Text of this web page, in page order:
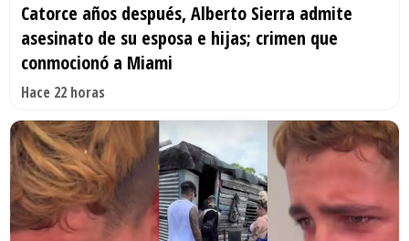
Catorce años después, Alberto Sierra admite
asesinato de su esposa e hijas; crimen que
conmocionó a Miami
Hace 22 horas